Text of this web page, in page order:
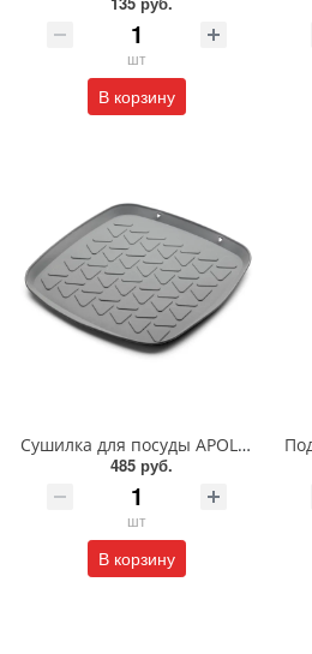
шт
В корзину
Сушилка для посуды APOLLO "Rack"/RAC-01
485 руб.
шт
В корзину